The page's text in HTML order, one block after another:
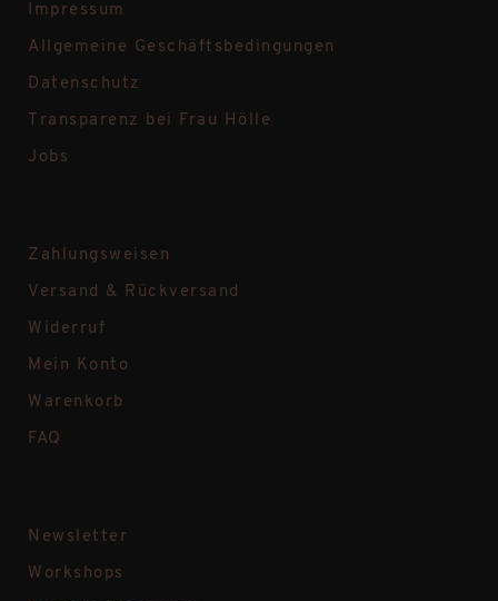
Impressum
Allgemeine Geschäftsbedingungen
Datenschutz
Transparenz bei Frau Hölle
Jobs
Zahlungsweisen
Versand & Rückversand
Widerruf
Mein Konto
Warenkorb
FAQ
Newsletter
Workshops